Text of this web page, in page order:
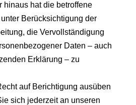
hinaus hat die betroffene
Berücksichtigung der
die Vervollständigung
Daten – auch
Erklärung – zu
auf Berichtigung ausüben
sich jederzeit an unseren